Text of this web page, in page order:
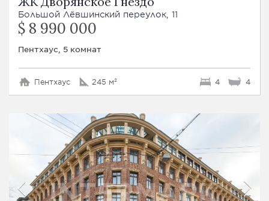
Большой Лёвшинский переулок, 11
$ 8 990 000
Пентхаус, 5 комнат
Пентхаус 245 м² 4 4